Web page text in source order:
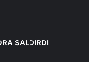
SALDIRDI